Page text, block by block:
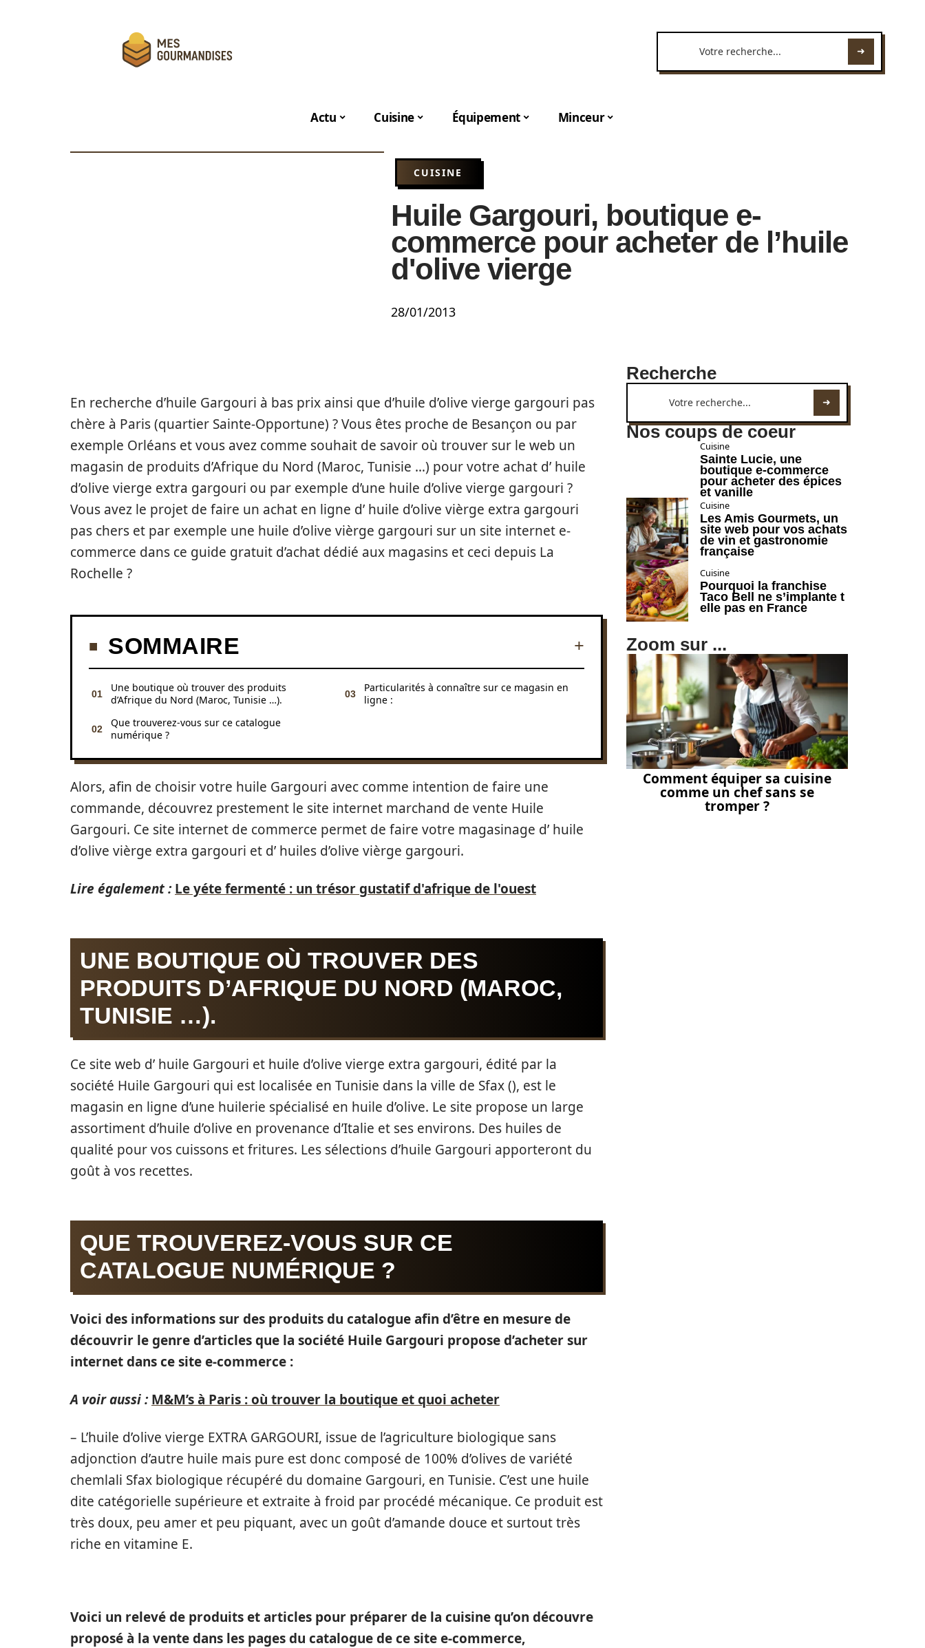
Actu Cuisine Équipement Minceur
CUISINE
Huile Gargouri, boutique e-
commerce pour acheter de l’huile
d'olive vierge
28/01/2013
En recherche d’huile Gargouri à bas prix ainsi que d’huile d’olive vierge gargouri pas
chère à Paris (quartier Sainte-Opportune) ? Vous êtes proche de Besançon ou par
exemple Orléans et vous avez comme souhait de savoir où trouver sur le web un
magasin de produits d’Afrique du Nord (Maroc, Tunisie …) pour votre achat d’ huile
d’olive vierge extra gargouri ou par exemple d’une huile d’olive vierge gargouri ?
Vous avez le projet de faire un achat en ligne d’ huile d’olive vièrge extra gargouri
pas chers et par exemple une huile d’olive vièrge gargouri sur un site internet e-
commerce dans ce guide gratuit d’achat dédié aux magasins et ceci depuis La
Rochelle ?
SOMMAIRE
Une boutique où trouver des produits
d’Afrique du Nord (Maroc, Tunisie …).
Que trouverez-vous sur ce catalogue
numérique ?
Particularités à connaître sur ce magasin en
ligne :
Alors, afin de choisir votre huile Gargouri avec comme intention de faire une
commande, découvrez prestement le site internet marchand de vente Huile
Gargouri. Ce site internet de commerce permet de faire votre magasinage d’ huile
d’olive vièrge extra gargouri et d’ huiles d’olive vièrge gargouri.
Lire également : Le yéte fermenté : un trésor gustatif d'afrique de l'ouest
UNE BOUTIQUE OÙ TROUVER DES
PRODUITS D’AFRIQUE DU NORD (MAROC,
TUNISIE …).
Ce site web d’ huile Gargouri et huile d’olive vierge extra gargouri, édité par la
société Huile Gargouri qui est localisée en Tunisie dans la ville de Sfax (), est le
magasin en ligne d’une huilerie spécialisé en huile d’olive. Le site propose un large
assortiment d’huile d’olive en provenance d’Italie et ses environs. Des huiles de
qualité pour vos cuissons et fritures. Les sélections d’huile Gargouri apporteront du
goût à vos recettes.
QUE TROUVEREZ-VOUS SUR CE
CATALOGUE NUMÉRIQUE ?
Voici des informations sur des produits du catalogue afin d’être en mesure de
découvrir le genre d’articles que la société Huile Gargouri propose d’acheter sur
internet dans ce site e-commerce :
A voir aussi : M&M’s à Paris : où trouver la boutique et quoi acheter
– L’huile d’olive vierge EXTRA GARGOURI, issue de l’agriculture biologique sans
adjonction d’autre huile mais pure est donc composé de 100% d’olives de variété
chemlali Sfax biologique récupéré du domaine Gargouri, en Tunisie. C’est une huile
dite catégorielle supérieure et extraite à froid par procédé mécanique. Ce produit est
très doux, peu amer et peu piquant, avec un goût d’amande douce et surtout très
riche en vitamine E.
Voici un relevé de produits et articles pour préparer de la cuisine qu’on découvre
proposé à la vente dans les pages du catalogue de ce site e-commerce,
Recherche
Nos coups de coeur
Cuisine
Sainte Lucie, une
boutique e-commerce
pour acheter des épices
et vanille
Cuisine
Les Amis Gourmets, un
site web pour vos achats
de vin et gastronomie
française
Cuisine
Pourquoi la franchise
Taco Bell ne s’implante t
elle pas en France
Zoom sur ...
Comment équiper sa cuisine
comme un chef sans se
tromper ?